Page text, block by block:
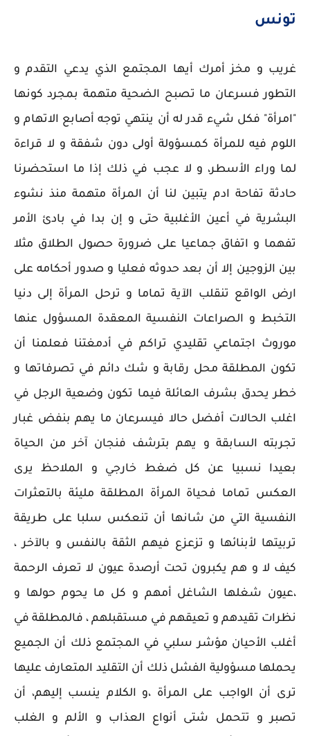
تونس
غريب و مخز أمرك أيها المجتمع الذي يدعي التقدم و
التطور فسرعان ما تصبح الضحية متهمة بمجرد كونها
"امرأة" فكل شيء قدر له أن ينتهي توجه أصابع الاتهام و
اللوم فيه للمرأة كمسؤولة أولى دون شفقة و لا قراءة
لما وراء الأسطر، و لا عجب في ذلك إذا ما استحضرنا
حادثة تفاحة ادم يتبين لنا أن المرأة متهمة منذ نشوء
البشرية في أعين الأغلبية حتى و إن بدا في بادئ الأمر
تفهما و اتفاق جماعيا على ضرورة حصول الطلاق مثلا
بين الزوجين إلا أن بعد حدوثه فعليا و صدور أحكامه على
ارض الواقع تنقلب الآية تماما و ترحل المرأة إلى دنيا
التخبط و الصراعات النفسية المعقدة المسؤول عنها
موروث اجتماعي تقليدي تراكم في أدمغتنا فعلمنا أن
تكون المطلقة محل رقابة و شك دائم في تصرفاتها و
خطر يحدق بشرف العائلة فيما تكون وضعية الرجل في
اغلب الحالات أفضل حالا فيسرعان ما يهم بنفض غبار
تجربته السابقة و يهم بترشف فنجان آخر من الحياة
بعيدا نسبيا عن كل ضغط خارجي و الملاحظ يرى
العكس تماما فحياة المرأة المطلقة مليئة بالتعثرات
النفسية التي من شانها أن تنعكس سلبا على طريقة
تربيتها لأبنائها و تزعزع فيهم الثقة بالنفس و بالآخر ،
كيف لا و هم يكبرون تحت أرصدة عيون لا تعرف الرحمة
،عيون شغلها الشاغل أمهم و كل ما يحوم حولها و
نظرات تقيدهم و تعيقهم في مستقبلهم ، فالمطلقة في
أغلب الأحيان مؤشر سلبي في المجتمع ذلك أن الجميع
يحملها مسؤولية الفشل ذلك أن التقليد المتعارف عليها
ترى أن الواجب على المرأة ،و الكلام ينسب إليهم، أن
تصبر و تتحمل شتى أنواع العذاب و الألم و الغلب